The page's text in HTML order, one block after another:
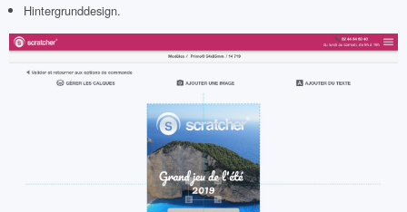
Hintergrunddesign.